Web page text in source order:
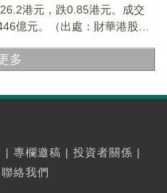
港元，跌0.85港元。成交
億元。（出處：財華港股智
多
| 專欄邀稿 | 投資者關係 |
聯絡我們